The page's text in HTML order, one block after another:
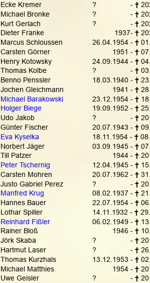
Ecke Kremer
Michael Bronke
Kurt Gerlach
Dieter Franke
Marcus Schloussen
Carsten Görner
Henry Kotowsky
Thomas Kolbe
Benno Penssler
Jochen Gleichmann
Michael Barakowski
Holger Biege
Udo Jakob
Günter Fischer
Eva Kyselka
Norbert Jäger
Till Patzer
Peter Tschernig
Carsten Mohren
Justo Gabriel Perez
Manfred Krug
Hannes Bauer
Lothar Spiller
Reinhard Fißler
Rainer Bloß
Jörk Skaba
Hartmut Laser
Thomas Kurzhals
Michael Matthies
Uwe Geisler
?                 - †
?                 - †
?                 - †
           1937-
†
26.04.1954 - †
          1951 -
†
24.09.1944 - †
?                 - †
18.03.1940 - †
          1941 -
†
23.12.1954 - †
19.09.1952 - †
?                 - †
20.07.1943 - †
18.11.1954 - †
03.09.1945 - †
          1944 -
†
12.04.1945 - †
20.07.1962 - †
?                 - †
08.02.1937 - †
22.07.1954 - †
14.11.1932 - †
06.02.1949 - †
          1946 -
†
?                 - †
?                 - †
13.12.1953 - †
          1954 -
†
?                 - †